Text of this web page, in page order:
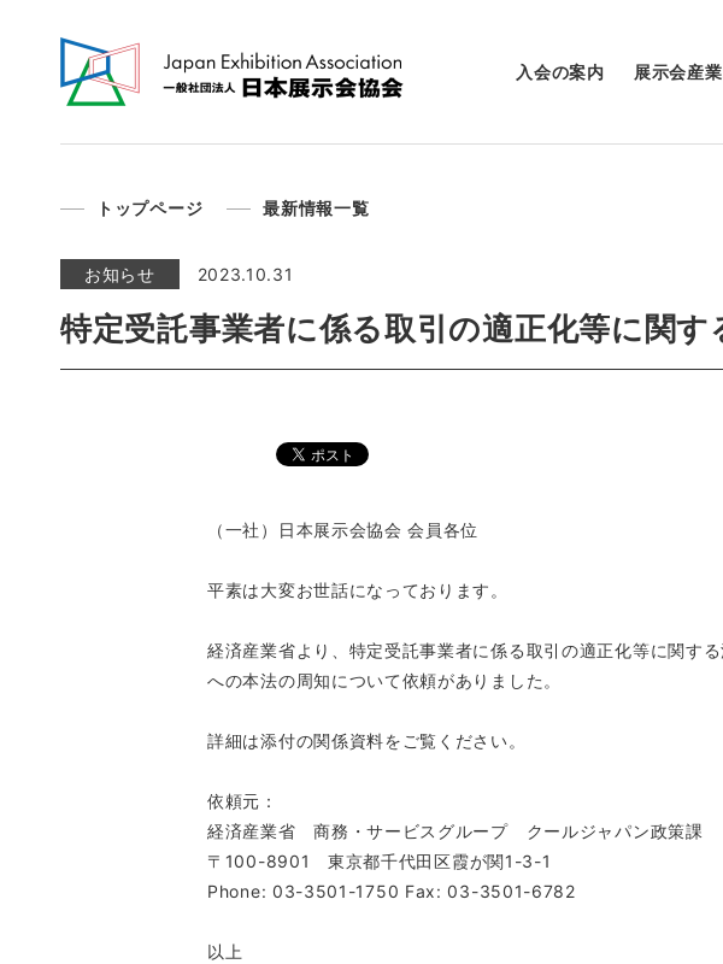
入会の案内 展示会産
トップページ 最新情報一覧
お知らせ 2023.10.31
特定受託事業者に係る取引の適正化等に関す
（一社）日本展示会協会 会員各位
平素は大変お世話になっております。
経済産業省より、特定受託事業者に係る取引の適正化等に関す
への本法の周知について依頼がありました。
詳細は添付の関係資料をご覧ください。
依頼元：
経済産業省 商務・サービスグループ クールジャパン政策課
〒100-8901 東京都千代田区霞が関1-3-1
Phone: 03-3501-1750 Fax: 03-3501-6782
以上